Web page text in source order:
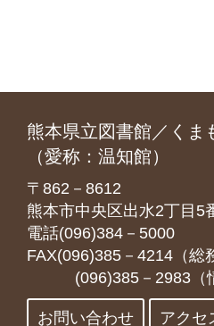
熊本県立図書館／くま
（愛称：温知館）
〒862－8612
熊本市中央区出水2丁目5
電話(096)384－5000
FAX(096)385－4214（総
(096)385－2983（情
お問い合わせ アクセ